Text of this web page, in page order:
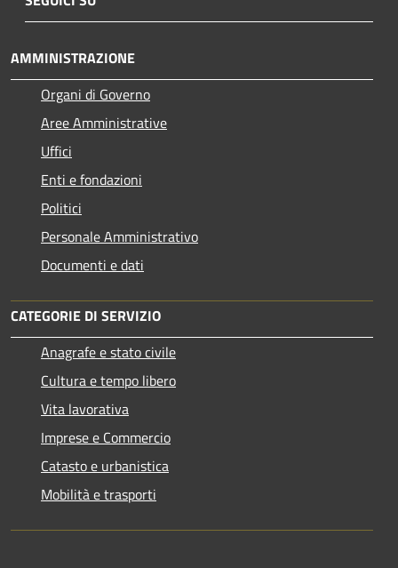
AMMINISTRAZIONE
Organi di Governo
Aree Amministrative
Uffici
Enti e fondazioni
Politici
Personale Amministrativo
Documenti e dati
CATEGORIE DI SERVIZIO
Anagrafe e stato civile
Cultura e tempo libero
Vita lavorativa
Imprese e Commercio
Catasto e urbanistica
Mobilità e trasporti